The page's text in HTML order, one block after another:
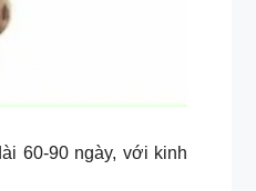
60-90 ngày, với kinh